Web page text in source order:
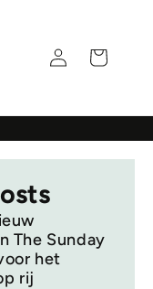
InloggenWinkelwagen
The Sunday
het
rij